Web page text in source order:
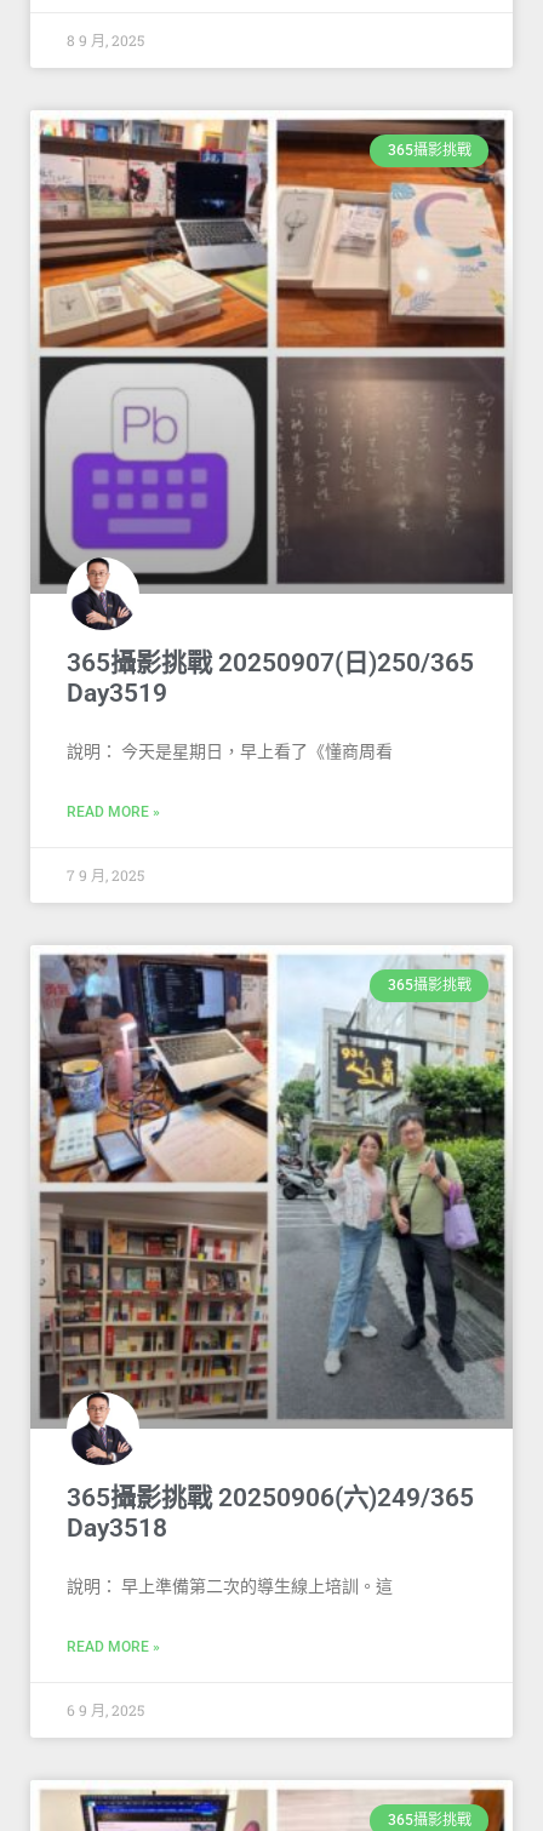
8 9 月, 2025
365攝影挑戰
365攝影挑戰 20250907(日)250/365
Day3519
說明： 今天是星期日，早上看了《懂商周看
READ MORE »
7 9 月, 2025
365攝影挑戰
365攝影挑戰 20250906(六)249/365
Day3518
說明： 早上準備第二次的導生線上培訓。這
READ MORE »
6 9 月, 2025
365攝影挑戰